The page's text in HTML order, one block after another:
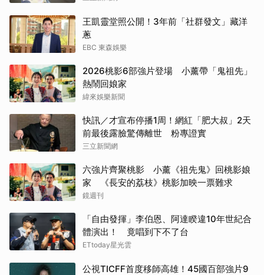
王凱靈堂照公開！3年前「社群發文」藏洋
蔥
EBC 東森娛樂
2026桃影6部強片登場 小薰帶「鬼祖先」
熱鬧回娘家
緯來娛樂新聞
快訊／才宣布停播1周！網紅「肥大叔」2天
前最後露臉驚傳離世 粉專證實
三立新聞網
六強片齊聚桃影 小薰《祖先鬼》回桃影娘
家 《長安的荔枝》桃影加映一票難求
鏡週刊
「自由發揮」李伯恩、阿達睽違10年世紀合
體演出！ 竟唱到下不了台
ETtoday星光雲
公視TICFF首度移師高雄！45國百部強片9